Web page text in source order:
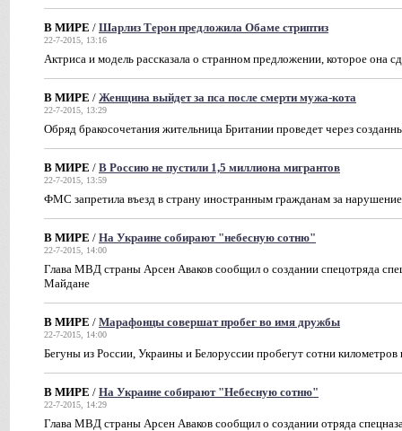
В МИРЕ / Шарлиз Терон предложила Обаме стриптиз
22-7-2015, 13:16
Актриса и модель рассказала о странном предложении, которое она
В МИРЕ / Женщина выйдет за пса после смерти мужа-кота
22-7-2015, 13:29
Обряд бракосочетания жительница Британии проведет через
В МИРЕ / В Россию не пустили 1,5 миллиона мигрантов
22-7-2015, 13:59
ФМС запретила въезд в страну иностранным гражданам за нарушение
В МИРЕ / На Украине собирают "небесную сотню"
22-7-2015, 14:00
Глава МВД страны Арсен Аваков сообщил о создании спецотряда
Майдане
В МИРЕ / Марафонцы совершат пробег во имя дружбы
22-7-2015, 14:00
Бегуны из России, Украины и Белоруссии пробегут сотни километров
В МИРЕ / На Украине собирают "Небесную сотню"
22-7-2015, 14:29
Глава МВД страны Арсен Аваков сообщил о создании отряда